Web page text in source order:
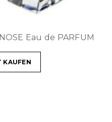
Eau de PARFUM
KAUFEN